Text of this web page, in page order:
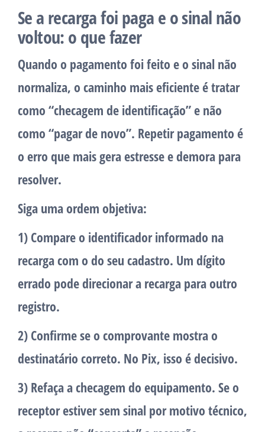
Se a recarga foi paga e o sinal não
voltou: o que fazer
Quando o pagamento foi feito e o sinal não
normaliza, o caminho mais eficiente é tratar
como “checagem de identificação” e não
como “pagar de novo”. Repetir pagamento é
o erro que mais gera estresse e demora para
resolver.
Siga uma ordem objetiva:
1) Compare o identificador informado na
recarga com o do seu cadastro. Um dígito
errado pode direcionar a recarga para outro
registro.
2) Confirme se o comprovante mostra o
destinatário correto. No Pix, isso é decisivo.
3) Refaça a checagem do equipamento. Se o
receptor estiver sem sinal por motivo técnico,